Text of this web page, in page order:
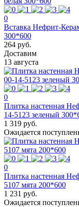
0
Вставка Нефрит-
300*600
264 руб.
Доставим
13 августа
0
Плитка настенная
14-5123 зеленый
1 319 руб.
Ожидается
0
Плитка настенная
5107 мята 200*600
1 231 руб.
Ожидается